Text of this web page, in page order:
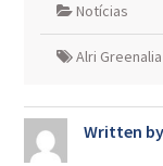
Notícias
Alri
Written by